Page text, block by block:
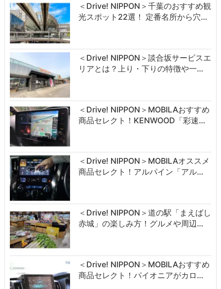
＜Drive! NIPPON＞千葉のおすすめ観
光スポット22選！ 定番名所から穴…
＜Drive! NIPPON＞談合坂サービスエ
リアとは？上り・下りの特徴や一…
＜Drive! NIPPON＞MOBILAおすすめ
商品セレクト！KENWOOD「彩速…
＜Drive! NIPPON＞MOBILAオススメ
商品セレクト！アルパイン「アル…
＜Drive! NIPPON＞道の駅「まえばし
赤城」の楽しみ方！グルメや周辺…
＜Drive! NIPPON＞MOBILAおすすめ
商品セレクト！パイオニアがカロ…